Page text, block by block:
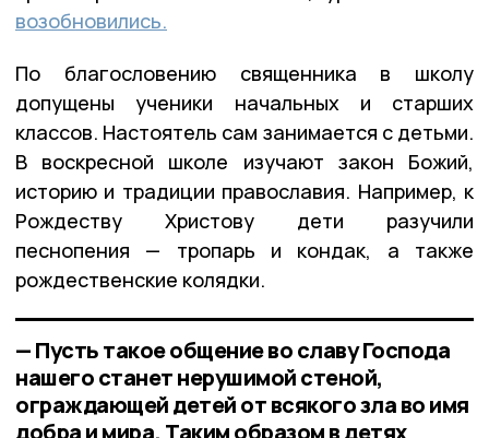
возобновились.
По благословению священника в школу
допущены ученики начальных и старших
классов. Настоятель сам занимается с детьми.
В воскресной школе изучают закон Божий,
историю и традиции православия. Например, к
Рождеству Христову дети разучили
песнопения — тропарь и кондак, а также
рождественские колядки.
— Пусть такое общение во славу Господа
нашего станет нерушимой стеной,
ограждающей детей от всякого зла во имя